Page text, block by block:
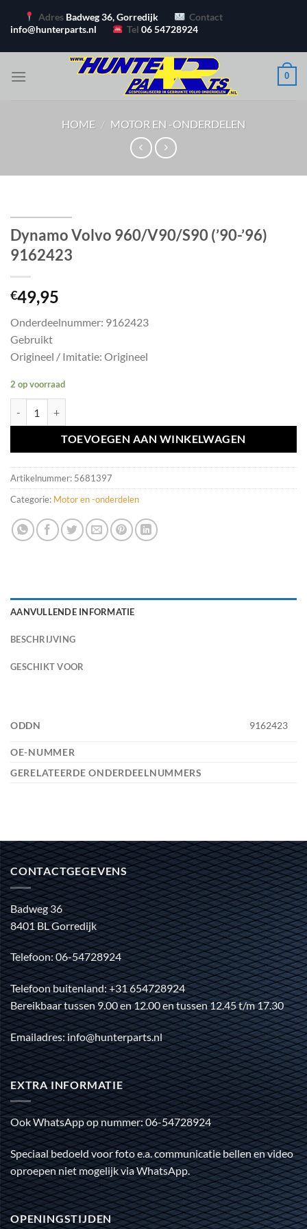
naar
Adres Badweg 36, Gorredijk
Contact
info@hunterparts.nl
Tel06 54728924
0
HOME / MOTOR EN -ONDERDELEN
Dynamo Volvo 960/V90/S90 (’90-’96)
9162423
€49,95
Onderdeelnummer: 9162423
Gebruikt
Origineel / Imitatie: Origineel
2 op voorraad
TOEVOEGEN AAN WINKELWAGEN
Artikelnummer: 5681397
Categorie: Motor en -onderdelen
AANVULLENDE INFORMATIE
BESCHRIJVING
GESCHIKT VOOR
ODDN 9162423
OE-NUMMER
GERELATEERDE ONDERDEELNUMMERS
CONTACTGEGEVENS
Badweg 36
8401 BL Gorredijk
Telefoon: 06-54728924
Telefoon buitenland: +31 654728924
Bereikbaar tussen 9.00 en 12.00 en tussen 12.45 t/m 17.30
Emailadres: info@hunterparts.nl
EXTRA INFORMATIE
Ook WhatsApp op nummer: 06-54728924
Speciaal bedoeld voor foto e.a. communicatie bellen en video
oproepen niet mogelijk via WhatsApp.
OPENINGSTIJDEN